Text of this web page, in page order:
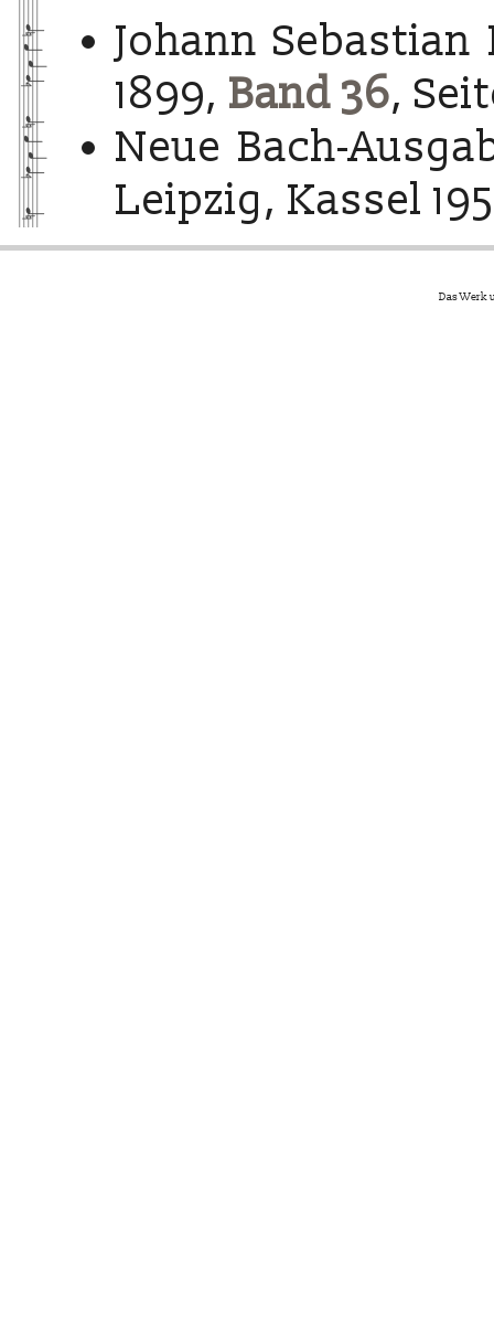
Johann Sebastian
1899, Band 36,
Neue Bach-
Leipzig, Kassel
Das Werk